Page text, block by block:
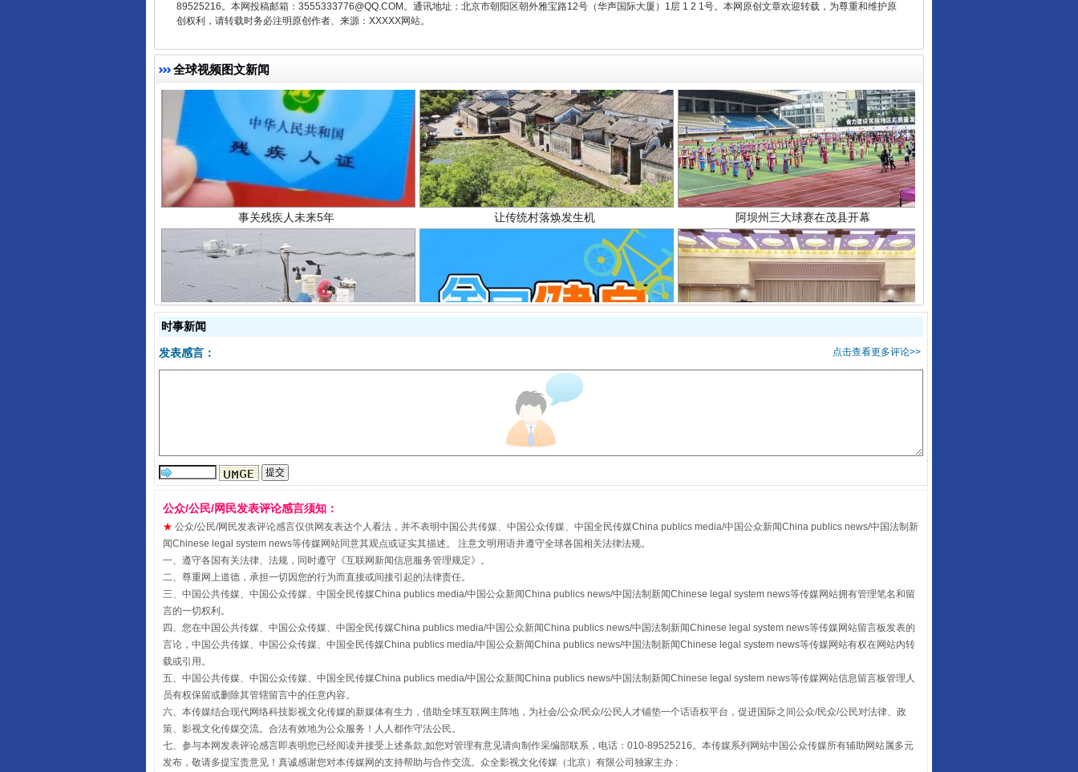
89525216。本网投稿邮箱：3555333776@QQ.COM。通讯地址：北京市朝阳区朝外雅宝路12号（华声国际大厦）1层 1 2 1号。本网原创文章欢迎转载，为尊重和维护原
创权利，请转载时务必注明原创作者、来源：XXXXX网站。
全球视频图文新闻
事关残疾人未来5年 让传统村落焕发生机 阿坝州三大球赛在茂县开幕
镜头丨大暑三秋近 山西：不断增强治理腐败综合效能
如何以同查同治破解风腐交织难题 养老服务师职业资格制度暂行规定
时事新闻
点击查看更多评论>>
发表感言：
公众/公民/网民发表评论感言须知：
★ 公众/公民/网民发表评论感言仅供网友表达个人看法，并不表明中国公共传媒、中国公众传媒、中国全民传媒China publics media/中国公众新闻China publics news/中国法制新
闻Chinese legal system news等传媒网站同意其观点或证实其描述。 注意文明用语并遵守全球各国相关法律法规。
一、遵守各国有关法律、法规，同时遵守《互联网新闻信息服务管理规定》。
二、尊重网上道德，承担一切因您的行为而直接或间接引起的法律责任。
三、中国公共传媒、中国公众传媒、中国全民传媒China publics media/中国公众新闻China publics news/中国法制新闻Chinese legal system news等传媒网站拥有管理笔名和留
言的一切权利。
四、您在中国公共传媒、中国公众传媒、中国全民传媒China publics media/中国公众新闻China publics news/中国法制新闻Chinese legal system news等传媒网站留言板发表的
言论，中国公共传媒、中国公众传媒、中国全民传媒China publics media/中国公众新闻China publics news/中国法制新闻Chinese legal system news等传媒网站有权在网站内转
载或引用。
五、中国公共传媒、中国公众传媒、中国全民传媒China publics media/中国公众新闻China publics news/中国法制新闻Chinese legal system news等传媒网站信息留言板管理人
员有权保留或删除其管辖留言中的任意内容。
六、本传媒结合现代网络科技影视文化传媒的新媒体有生力，借助全球互联网主阵地，为社会/公众/民众/公民人才铺垫一个话语权平台，促进国际之间公众/民众/公民对法律、政
策、影视文化传媒交流。合法有效地为公众服务！人人都作守法公民。
七、参与本网发表评论感言即表明您已经阅读并接受上述条款,如您对管理有意见请向制作采编部联系，电话：010-89525216。本传媒系列网站中国公众传媒所有辅助网站属多元
发布，敬请多提宝贵意见！真诚感谢您对本传媒网的支持帮助与合作交流。众全影视文化传媒（北京）有限公司独家主办 :